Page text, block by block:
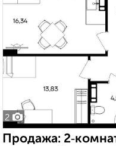
2
Продажа: